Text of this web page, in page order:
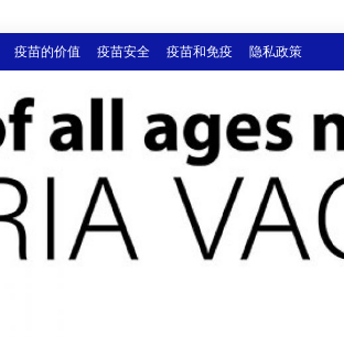
疫苗的价值 疫苗安全 疫苗和免疫 隐私政策